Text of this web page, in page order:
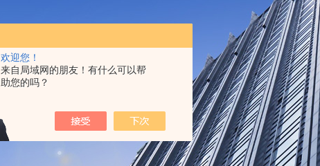
欢迎您！
来自局域网的朋友！有什么可以帮
助您的吗？